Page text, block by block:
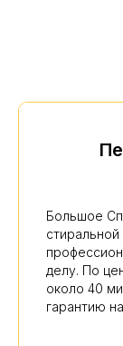
Большое
делу. По
около 40
гарантию